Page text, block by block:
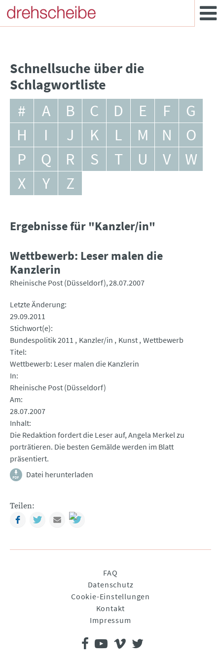
Schnellsuche über die
Schlagwortliste
# A B C D E F
G
H
I J K L M N
O
P
Q R S T U V
W
X
Y Z
Ergebnisse für "Kanzler/in"
Wettbewerb: Leser malen die
Kanzlerin
Rheinische Post (Düsseldorf) 28.07.2007
Letzte Änderung
29.09.2011
Stichwort(e)
Bundespolitik 2011
Kanzler/in Kunst Wettbewerb
Titel
Wettbewerb: Leser malen die Kanzlerin
In
Rheinische Post (Düsseldorf)
Am
28.07.2007
Inhalt
Die Redaktion fordert die Leser auf, Angela Merkel zu
porträtieren. Die besten Gemälde werden im Blatt
präsentiert.
Datei herunterladen
Teilen:
FacebookTwitterMail
FAQ
Datenschutz
Cookie-Einstellungen
Kontakt
Impressum